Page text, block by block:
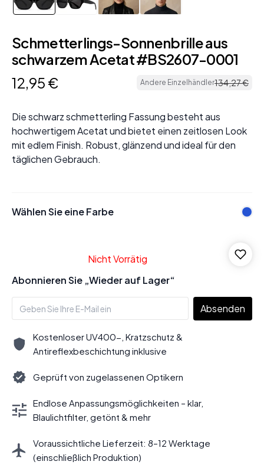
Schmetterlings-Sonnenbrille aus
schwarzem Acetat #BS2607-0001
12,95 € Andere Einzelhändler134,27€
Die schwarz schmetterling Fassung besteht aus
hochwertigem Acetat und bietet einen zeitlosen Look
mit edlem Finish. Robust, glänzend und ideal für den
täglichen Gebrauch.
Wählen Sie eine Farbe
Nicht Vorrätig
Abonnieren Sie „Wieder auf Lager“
Absenden
Kostenloser UV400-, Kratzschutz &
Antireflexbeschichtung inklusive
Geprüft von zugelassenen Optikern
Endlose Anpassungsmöglichkeiten – klar,
Blaulichtfilter, getönt & mehr
Voraussichtliche Lieferzeit: 8–12 Werktage
(einschließlich Produktion)